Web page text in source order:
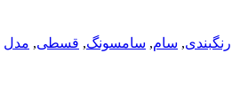
رنگبندی, سام, سامسونگ, قسطی, مدل